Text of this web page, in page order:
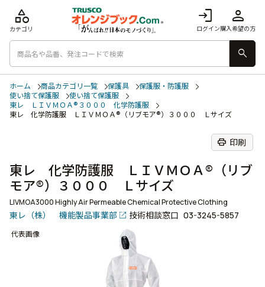
login
ログイン
person
購入希望の方
category
カテゴリ
search
ホーム 商品カテゴリ一覧 保護具
保護服・防護服
使い捨て保護服
使い捨て保護服
東レ ＬＩＶＭＯＡ®３０００ 化学防護服
東レ 化学防護服 ＬＩＶＭＯＡ®（リブモア®）３０００ Ｌサイズ
print 印刷
東レ 化学防護服 ＬＩＶＭＯＡ®（リブ
モア®）３０００ Ｌサイズ
LIVMOA3000 Highly Air Permeable Chemical Protective Clothing
東レ（株） 機能製品事業部 技術相談窓口 03-3245-5857
代表画像